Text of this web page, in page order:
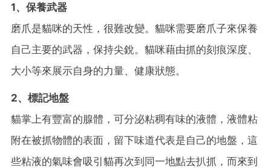
1、保養武器
磨爪是貓咪的天性，很難改變。貓咪需要磨爪子來保養
自己主要的武器，保持尖銳。貓咪藉由抓的刻痕深度、
大小等來展示自身的力量、健康狀態。
2、標記地盤
貓掌上有豐富的腺體，可分泌粘稠有味的液體，液體粘
附在被抓物體的表面，留下味道代表是自己的地盤，這
些粘液的氣味會吸引貓再次到同一地點去扒抓，而來到